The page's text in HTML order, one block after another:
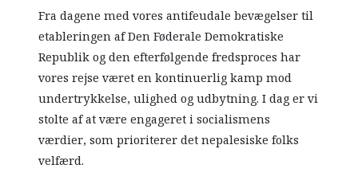
Fra dagene med vores antifeudale bevægelser til
etableringen af Den Føderale Demokratiske
Republik og den efterfølgende fredsproces har
vores rejse været en kontinuerlig kamp mod
undertrykkelse, ulighed og udbytning. I dag er vi
stolte af at være engageret i socialismens
værdier, som prioriterer det nepalesiske folks
velfærd.